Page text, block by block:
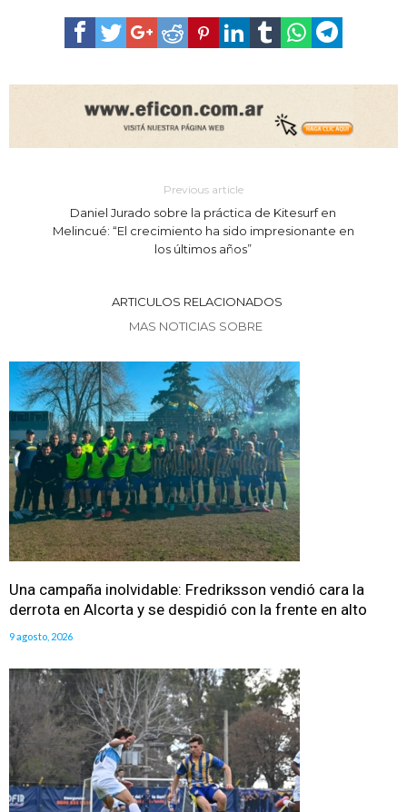
Previous article
Daniel Jurado sobre la práctica de Kitesurf en
Melincué: “El crecimiento ha sido impresionante en
los últimos años”
ARTICULOS RELACIONADOS
MAS NOTICIAS SOBRE
Una campaña inolvidable: Fredriksson vendió cara la
derrota en Alcorta y se despidió con la frente en alto
9 agosto, 2026